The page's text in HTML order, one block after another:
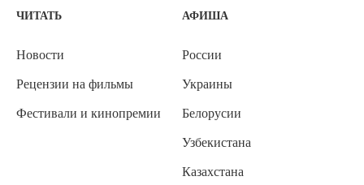
ЧИТАТЬ
Новости
Рецензии на фильмы
Фестивали и кинопремии
АФИША
России
Украины
Белорусии
Узбекистана
Казахстана